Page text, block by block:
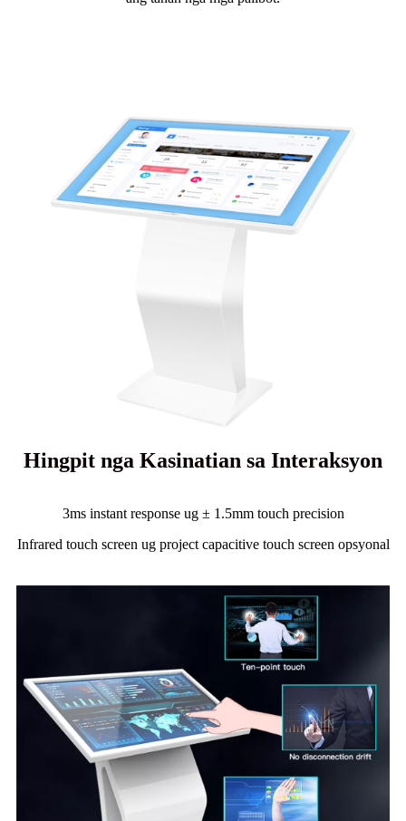
Hingpit nga Kasinatian sa Interaksyon
3ms instant response ug ± 1.5mm touch precision
Infrared touch screen ug project capacitive touch screen opsyonal